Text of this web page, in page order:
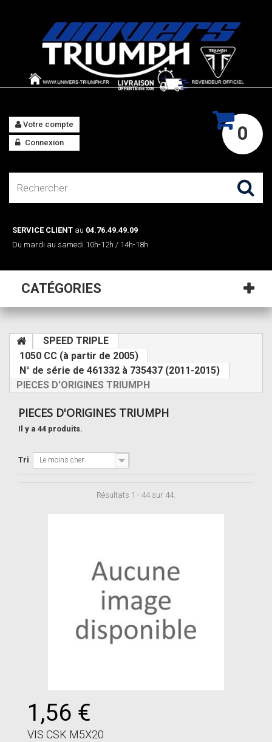
0
Votre compte
Connexion
SERVICE CLIENT au 04.76.49.49.09
Du mardi au samedi 10h-12h / 14h-18h
CATÉGORIES
SPEED TRIPLE
1050 CC (à partir de 2005)
N° de série de 461332 à 735437 (2011-2015)
PIECES D'ORIGINES TRIUMPH
PIECES D'ORIGINES TRIUMPH
Il y a 44 produits.
Tri Le moins cher
Résultats 1 - 44 sur 44.
1,56 €
VIS CSK M5X20